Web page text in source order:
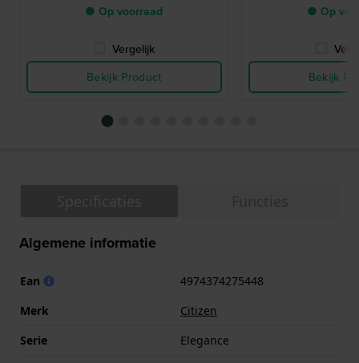
● Op voorraad
Vergelijk
Bekijk Product
● Op
Bekijk
Algemene informatie
Ean
4974374275448
Merk
Citizen
Serie
Elegance